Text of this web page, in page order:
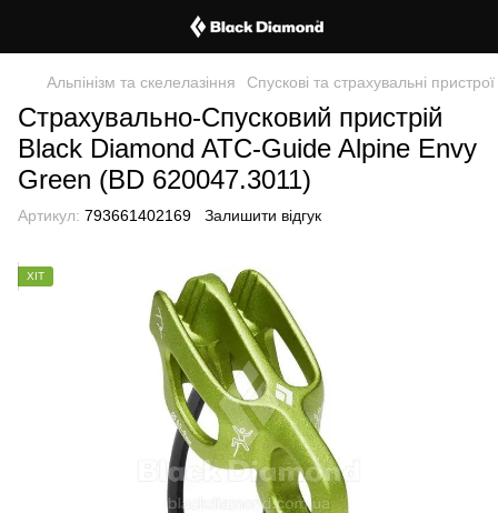
Альпінізм та скелелазіння Спускові та страхувальні пристрої
Страхувально-Спусковий пристрій
Black Diamond ATC-Guide Alpine Envy
Green (BD 620047.3011)
Артикул: 793661402169 Залишити відгук
ХІТ